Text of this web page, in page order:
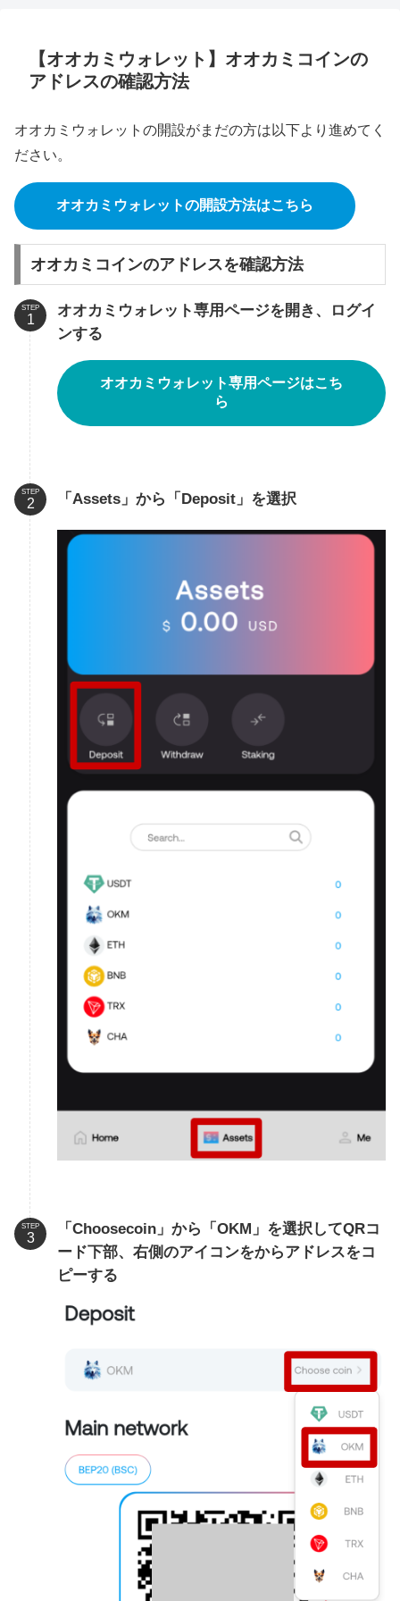
【オオカミウォレット】オオカミコインの
アドレスの確認方法
オオカミウォレットの開設がまだの方は以下より進めてく
ださい。
オオカミウォレットの開設方法はこちら
オオカミコインのアドレスを確認方法
STEP
オオカミウォレット専用ページを開き、ログイ
ンする
オオカミウォレット専用ページはこち
ら
STEP 「Assets」から「Deposit」を選択
STEP
「Choosecoin」から「OKM」を選択してQRコ
ード下部、右側のアイコンをからアドレスをコ
ピーする